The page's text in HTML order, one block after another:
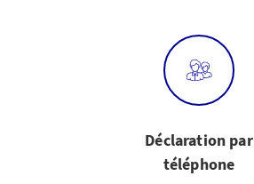
Déclaration par
téléphone